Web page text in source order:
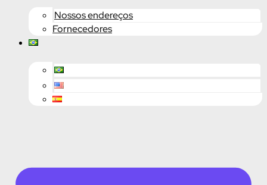
Nossos endereços
Fornecedores